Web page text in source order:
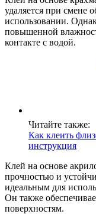
удаляется при смене
использовании.
повышенной
контакте с водой.
Читайте также:
Как клеить
инструкция
Клей на основе
прочностью и
идеальным для
Он также
поверхностям.